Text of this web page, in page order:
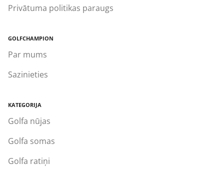
Privātuma politikas paraugs
GOLFCHAMPION
Par mums
Sazinieties
KATEGORIJA
Golfa nūjas
Golfa somas
Golfa ratiņi